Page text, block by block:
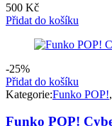
500 Kč
Přidat do košíku
-25%
Přidat do košíku
Kategorie:Funko POP!,
Funko POP!